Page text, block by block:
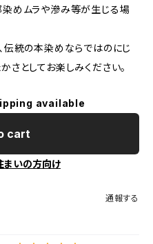
めムラや滲み等が生じる場
伝統の本染めならではのにじ
さとしてお楽しみください。
available
cart
まいの方向け
通報する